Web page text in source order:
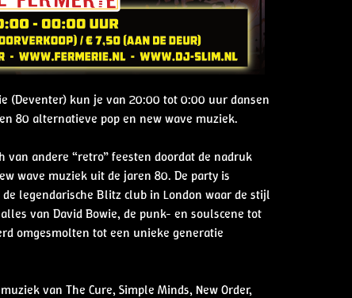
(Deventer) kun je van 20:00 tot 0:00 uur dansen
80 alternatieve pop en new wave muziek.
van andere “retro” feesten doordat de nadruk
wave muziek uit de jaren 80. De party is
legendarische Blitz club in London waar de stijl
van David Bowie, de punk- en soulscene tot
omgesmolten tot een unieke generatie
van The Cure, Simple Minds, New Order,